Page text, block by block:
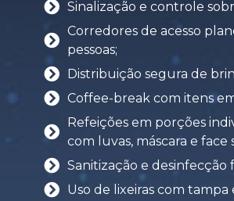
Sinalização e controle
Corredores de acesso
pessoas;
Distribuição segura de
Coffee-break com itens
Refeições em porções
com luvas, máscara e face
Sanitização e
Uso de lixeiras com tampa